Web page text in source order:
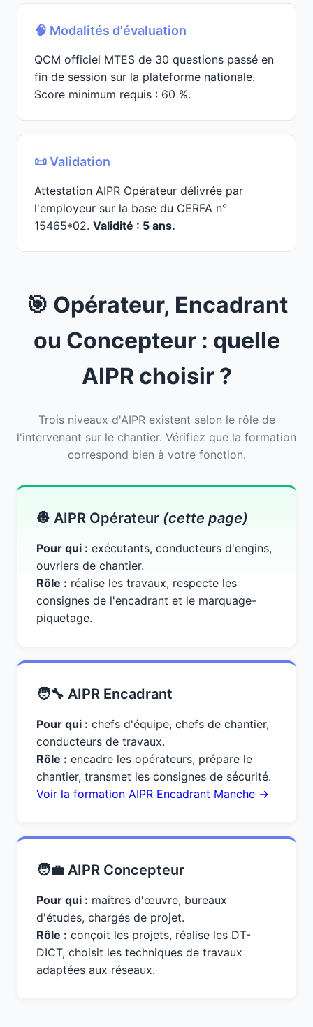
🧠 Modalités d'évaluation
QCM officiel MTES de 30 questions passé en
fin de session sur la plateforme nationale.
Score minimum requis : 60 %.
📜 Validation
Attestation AIPR Opérateur délivrée par
l'employeur sur la base du CERFA n°
15465*02. Validité : 5 ans.
🎯 Opérateur, Encadrant
ou Concepteur : quelle
AIPR choisir ?
Trois niveaux d'AIPR existent selon le rôle de
l'intervenant sur le chantier. Vérifiez que la formation
correspond bien à votre fonction.
👷 AIPR Opérateur (cette page)
Pour qui : exécutants, conducteurs d'engins,
ouvriers de chantier.
Rôle : réalise les travaux, respecte les
consignes de l'encadrant et le marquage-
piquetage.
🧑‍🔧 AIPR Encadrant
Pour qui : chefs d'équipe, chefs de chantier,
conducteurs de travaux.
Rôle : encadre les opérateurs, prépare le
chantier, transmet les consignes de sécurité.
Voir la formation AIPR Encadrant Manche →
🧑‍💼 AIPR Concepteur
Pour qui : maîtres d'œuvre, bureaux
d'études, chargés de projet.
Rôle : conçoit les projets, réalise les DT-
DICT, choisit les techniques de travaux
adaptées aux réseaux.